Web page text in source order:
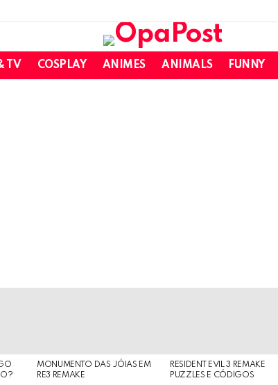
TV COSPLAY ANIMES ANIMALS FUNNY
MONUMENTO DAS JÓIAS EM
RE3 REMAKE
RESIDENT EVIL 3 REMAKE
PUZZLES E CÓDIGOS